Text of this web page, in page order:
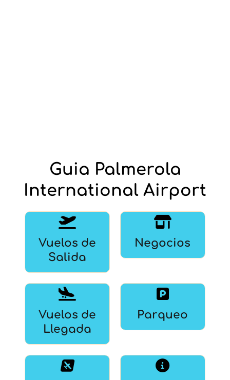
Guia Palmerola
International Airport
Vuelos de
Salida
Negocios
Vuelos de
Llegada
Parqueo